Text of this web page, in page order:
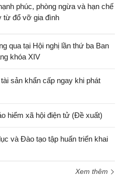
phúc, phòng ngừa và hạn chế
từ đổ vỡ gia đình
qua tại Hội nghị lần thứ ba Ban
khóa XIV
sản khẩn cấp ngay khi phát
hiểm xã hội điện tử (Đề xuất)
và Đào tạo tập huấn triển khai
Xem thêm